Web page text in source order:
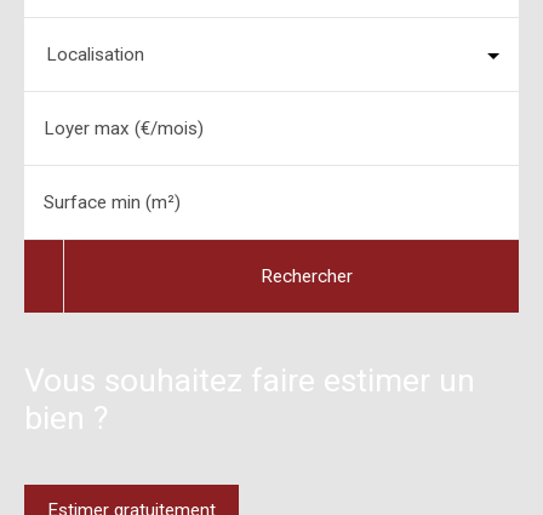
Localisation
Loyer max (€/mois)
Surface min (m²)
Rechercher
Vous souhaitez faire estimer un
bien ?
Estimer gratuitement